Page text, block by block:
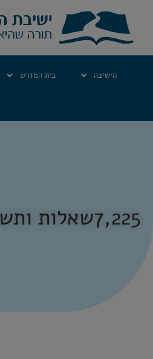
הישיבה בית המדרש
7,225שאלות